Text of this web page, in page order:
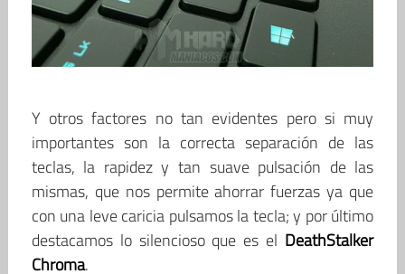
Y otros factores no tan evidentes pero si muy
importantes son la correcta separación de las
teclas, la rapidez y tan suave pulsación de las
mismas, que nos permite ahorrar fuerzas ya que
con una leve caricia pulsamos la tecla; y por último
destacamos lo silencioso que es el DeathStalker
Chroma.